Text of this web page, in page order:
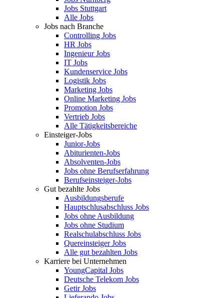
Jobs Stuttgart
Alle Jobs
Jobs nach Branche
Controlling Jobs
HR Jobs
Ingenieur Jobs
IT Jobs
Kundenservice Jobs
Logistik Jobs
Marketing Jobs
Online Marketing Jobs
Promotion Jobs
Vertrieb Jobs
Alle Tätigkeitsbereiche
Einsteiger-Jobs
Junior-Jobs
Abiturienten-Jobs
Absolventen-Jobs
Jobs ohne Berufserfahrung
Berufseinsteiger-Jobs
Gut bezahlte Jobs
Ausbildungsberufe
Hauptschlusabschluss Jobs
Jobs ohne Ausbildung
Jobs ohne Studium
Realschulabschluss Jobs
Quereinsteiger Jobs
Alle gut bezahlten Jobs
Karriere bei Unternehmen
YoungCapital Jobs
Deutsche Telekom Jobs
Getir Jobs